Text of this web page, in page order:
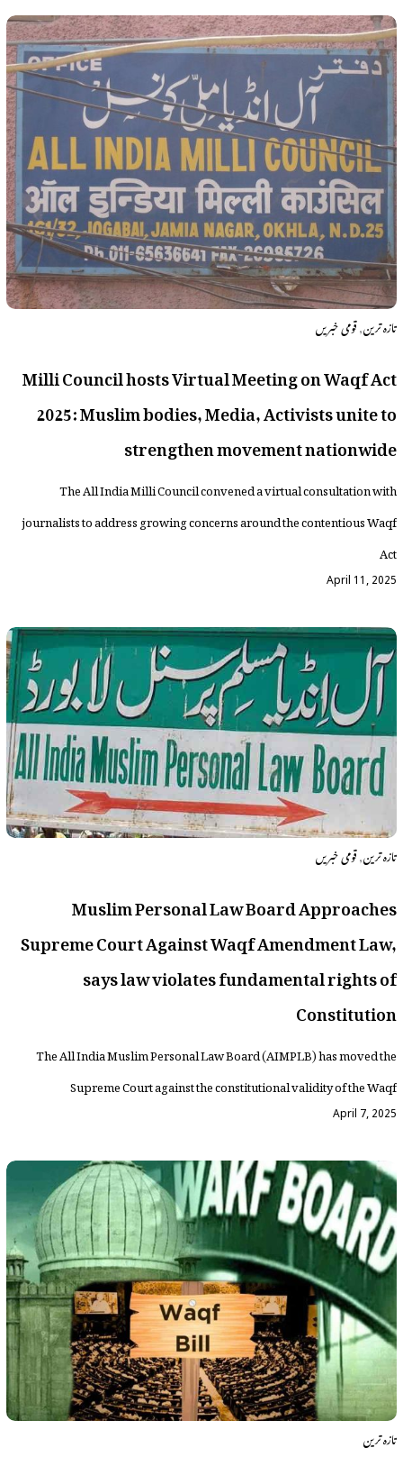
تازہ ترین,قومی خبریں
Milli Council hosts Virtual Meeting on Waqf Act
2025: Muslim bodies, Media, Activists unite to
strengthen movement nationwide
The All India Milli Council convened a virtual consultation with
journalists to address growing concerns around the contentious Waqf
Act
April 11, 2025
تازہ ترین,قومی خبریں
Muslim Personal Law Board Approaches
Supreme Court Against Waqf Amendment Law,
says law violates fundamental rights of
Constitution
The All India Muslim Personal Law Board (AIMPLB) has moved the
Supreme Court against the constitutional validity of the Waqf
April 7, 2025
تازہ ترین